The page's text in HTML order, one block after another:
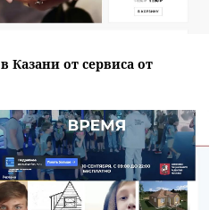
Казани от сервиса от